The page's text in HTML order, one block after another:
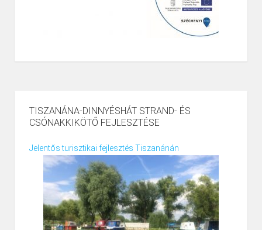
TISZANÁNA-DINNYÉSHÁT STRAND- ÉS
CSÓNAKKIKÖTŐ FEJLESZTÉSE
Jelentős turisztikai fejlesztés Tiszanánán